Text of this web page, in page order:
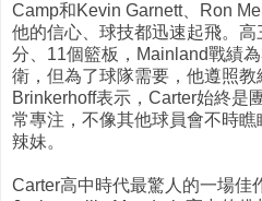
Camp和Kevin Garnett、Ron
他的信心、球技都迅速起飛。
分、11個籃板，Mainland戰績
衛，但為了球隊需要，他遵照
Brinkerhoff表示，Carter始終是
常專注，不像其他球員會不時瞧
辣妹。
Carter高中時代最驚人的一場佳